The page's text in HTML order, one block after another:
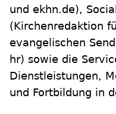
und ekhn.de),
(Kirchenredaktion
evangelischen
hr) sowie die
Dienstleistungen,
und Fortbildung in